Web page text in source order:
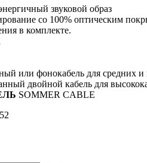
звуковой образ
со 100% оптическим
в комплекте.
или фонокабель для средних и
двойной кабель для
SOMMER CABLE